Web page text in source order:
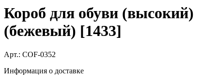
Короб для обуви (высокий)
(бежевый) [1433]
Арт.: COF-0352
Информация о доставке